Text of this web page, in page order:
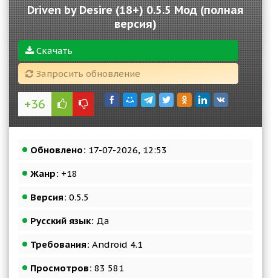
Driven by Desire (18+) 0.5.5 Мод (полная
версия)
Скачать
Запросить обновление
+36
Обновлено: 17-07-2026, 12:53
Жанр: +18
Версия: 0.5.5
Русский язык: Да
Требования: Android 4.1
Просмотров: 83 581